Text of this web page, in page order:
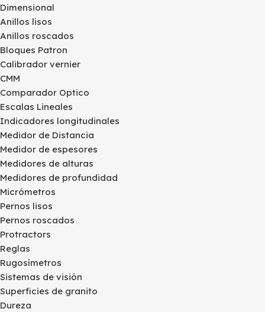
Dimensional
Anillos lisos
Anillos roscados
Bloques Patron
Calibrador vernier
CMM
Comparador Optico
Escalas Lineales
Indicadores longitudinales
Medidor de Distancia
Medidor de espesores
Medidores de alturas
Medidores de profundidad
Micrómetros
Pernos lisos
Pernos roscados
Protractors
Reglas
Rugosímetros
Sistemas de visión
Superficies de granito
Dureza